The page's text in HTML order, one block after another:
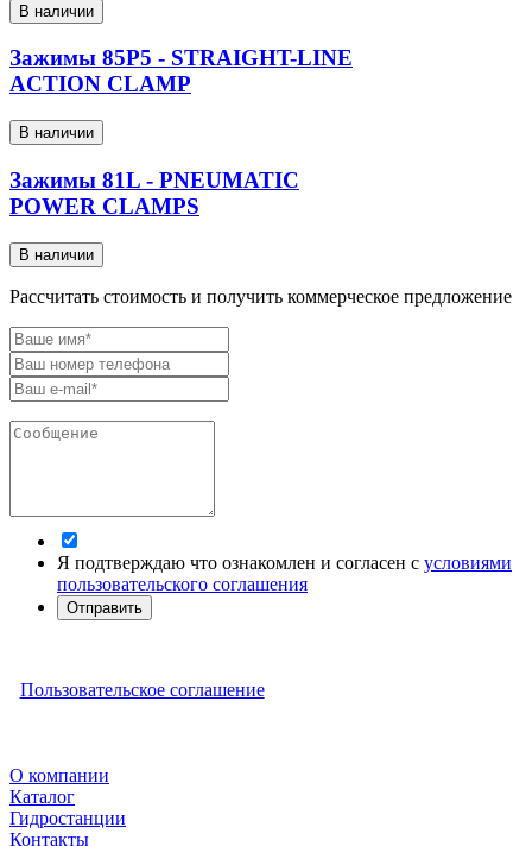
В наличии
Зажимы 85P5 - STRAIGHT-LINE
ACTION CLAMP
В наличии
Зажимы 81L - PNEUMATIC
POWER CLAMPS
В наличии
Рассчитать стоимость и получить коммерческое предложение
Я подтверждаю что ознакомлен и согласен с условиями
пользовательского соглашения
Отправить
Пользовательское соглашение
О компании
Каталог
Гидростанции
Контакты